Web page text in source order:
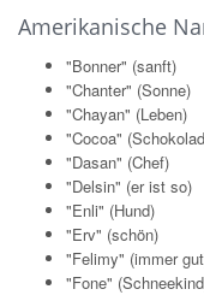
Amerikanische
"Bonner" (sanft)
"Chanter" (Sonne)
"Chayan" (Leben)
"Cocoa"
"Dasan" (Chef)
"Delsin" (er ist so)
"Enli" (Hund)
"Erv" (schön)
"Felimy" (immer
"Fone"